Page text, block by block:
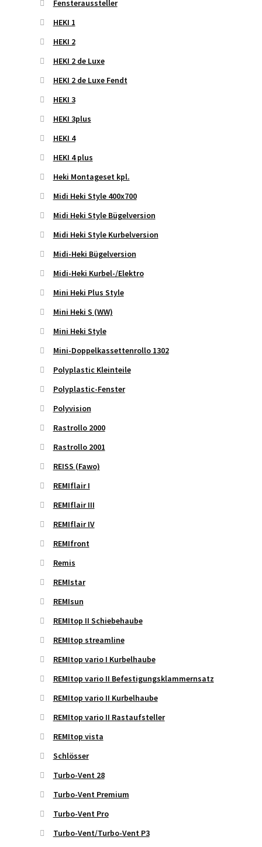
Fensteraussteller
HEKI 1
HEKI 2
HEKI 2 de Luxe
HEKI 2 de Luxe Fendt
HEKI 3
HEKI 3plus
HEKI 4
HEKI 4 plus
Heki Montageset kpl.
Midi Heki Style 400x700
Midi Heki Style Bügelversion
Midi Heki Style Kurbelversion
Midi-Heki Bügelversion
Midi-Heki Kurbel-/Elektro
Mini Heki Plus Style
Mini Heki S (WW)
Mini Heki Style
Mini-Doppelkassettenrollo 1302
Polyplastic Kleinteile
Polyplastic-Fenster
Polyvision
Rastrollo 2000
Rastrollo 2001
REISS (Fawo)
REMIflair I
REMIflair III
REMIflair IV
REMIfront
Remis
REMIstar
REMIsun
REMItop II Schiebehaube
REMItop streamline
REMItop vario I Kurbelhaube
REMItop vario II Befestigungsklammernsatz
REMItop vario II Kurbelhaube
REMItop vario II Rastaufsteller
REMItop vista
Schlösser
Turbo-Vent 28
Turbo-Vent Premium
Turbo-Vent Pro
Turbo-Vent/Turbo-Vent P3